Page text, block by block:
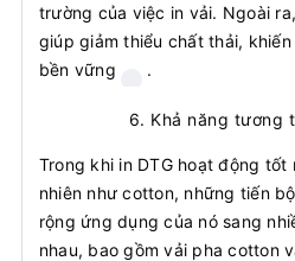
trường của việc in vải. Ngoài
giúp giảm thiểu chất thải,
bền vững
.
6. Khả năng tương
Trong khi in DTG hoạt động
nhiên như cotton, những tiến
rộng ứng dụng của nó sang
nhau, bao gồm vải pha cotton